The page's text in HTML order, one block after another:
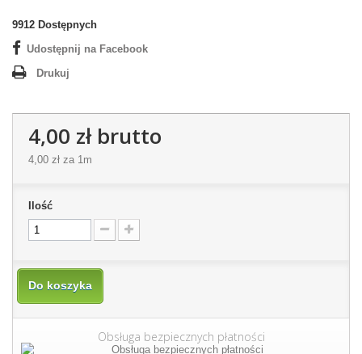
9912 Dostępnych
Udostępnij na Facebook
Drukuj
4,00 złbrutto
4,00 zł za 1m
Ilość
Do koszyka
Obsługa bezpiecznych płatności